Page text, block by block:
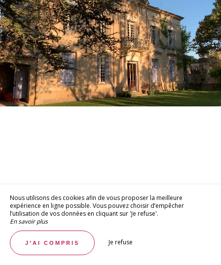
Nous utilisons des cookies afin de vous proposer la meilleure
expérience en ligne possible. Vous pouvez choisir d’empêcher
l’utilisation de vos données en cliquant sur 'Je refuse'.
En savoir plus
J’AI COMPRIS Je refuse